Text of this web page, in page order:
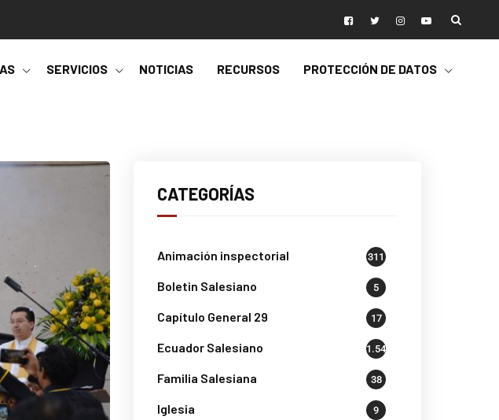
SERVICIOS NOTICIAS RECURSOS PROTECCIÓN DE DATOS
CATEGORÍAS
Animación inspectorial 311
Boletin Salesiano 5
Capítulo General 29 17
Ecuador Salesiano 1.541
Familia Salesiana 38
Iglesia 9